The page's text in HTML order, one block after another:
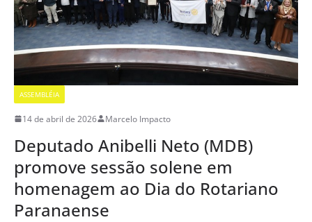
ASSEMBLÉIA
14 de abril de 2026 Marcelo Impacto
Deputado Anibelli Neto (MDB)
promove sessão solene em
homenagem ao Dia do Rotariano
Paranaense